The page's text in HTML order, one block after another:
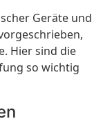
Geräte und
Hier sind die
so wichtig